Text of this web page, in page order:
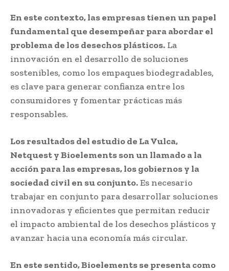
En este contexto, las empresas tienen un papel
fundamental que desempeñar para abordar el
problema de los desechos plásticos. La
innovación en el desarrollo de soluciones
sostenibles, como los empaques biodegradables,
es clave para generar confianza entre los
consumidores y fomentar prácticas más
responsables.
Los resultados del estudio de La Vulca,
Netquest y Bioelements son un llamado a la
acción para las empresas, los gobiernos y la
sociedad civil en su conjunto.Es necesario
trabajar en conjunto para desarrollar soluciones
innovadoras y eficientes que permitan reducir
el impacto ambiental de los desechos plásticos y
avanzar hacia una economía más circular.
En este sentido, Bioelements se presenta como